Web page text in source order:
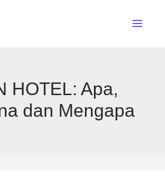
HOTEL: Apa,
dan Mengapa